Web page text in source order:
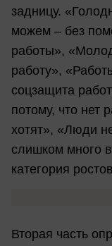
задницу.
можем – без
работы»,
работу»,
соцзащита
потому, что нет
хотят», «Люди
слишком много
категория
Вторая часть